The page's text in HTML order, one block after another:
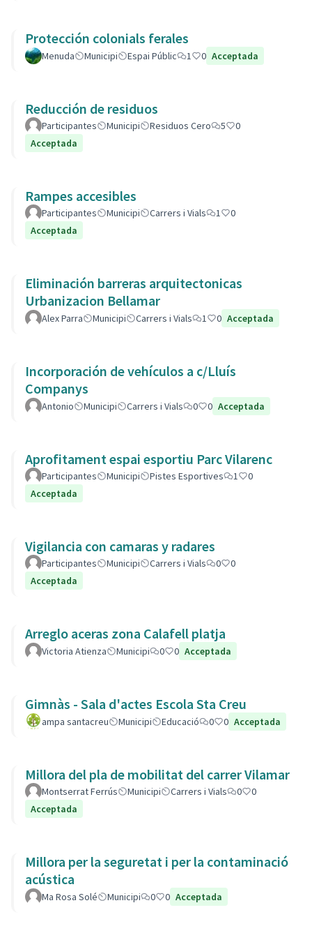
Protección colonials ferales
Menuda Municipi Espai Públic 1 0 Acceptada
Reducción de residuos
Participantes Municipi Residuos Cero 5
0
Acceptada
Rampes accesibles
Participantes Municipi Carrers i Vials 1
0
Acceptada
Eliminación barreras arquitectonicas
Urbanizacion Bellamar
Alex Parra Municipi Carrers i Vials 1 0 Acceptada
Incorporación de vehículos a c/Lluís
Companys
Antonio Municipi Carrers i Vials 0 0 Acceptada
Aprofitament espai esportiu Parc Vilarenc
Participantes Municipi Pistes Esportives 1
0
Acceptada
Vigilancia con camaras y radares
Participantes Municipi Carrers i Vials 0
0
Acceptada
Arreglo aceras zona Calafell platja
Victoria Atienza Municipi 0 0 Acceptada
Gimnàs - Sala d'actes Escola Sta Creu
ampa santacreu Municipi Educació 0 0 Acceptada
Millora del pla de mobilitat del carrer Vilamar
Montserrat Ferrús Municipi Carrers i Vials 0
0
Acceptada
Millora per la seguretat i per la contaminació
acústica
Ma Rosa Solé Municipi 0 0 Acceptada